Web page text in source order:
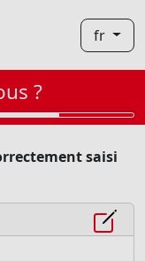
fr
?
saisi